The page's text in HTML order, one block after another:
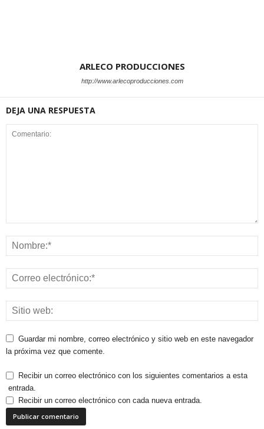
ARLECO PRODUCCIONES
http://www.arlecoproducciones.com
DEJA UNA RESPUESTA
Guardar mi nombre, correo electrónico y sitio web en este navegador
la próxima vez que comente.
Recibir un correo electrónico con los siguientes comentarios a esta
entrada.
Recibir un correo electrónico con cada nueva entrada.